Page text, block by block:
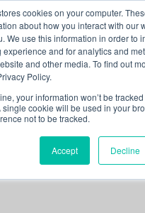
cookies on your computer.
about how you interact with our
We use this information in order to
experience and for analytics and
and other media. To find out
Policy.
your information won’t be
single cookie will be used in your
not to be tracked.
Accept Decline
07/08/2026
LinkedinFacebook
X
INIZIATIVE